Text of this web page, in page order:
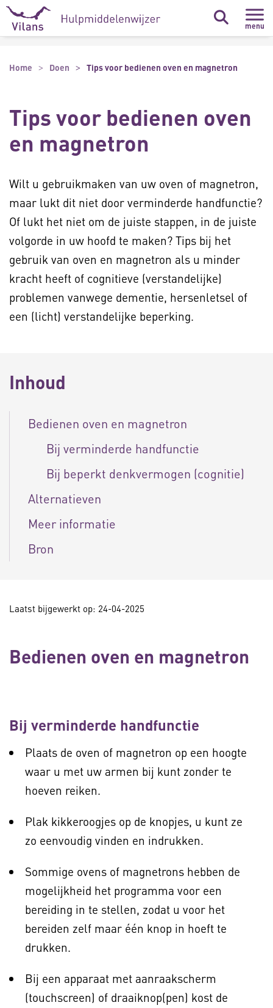
Naar hoofdinhoud
Naar footer
menu
Home Doen Tips voor bedienen oven en magnetron
Tips voor bedienen oven
en magnetron
Wilt u gebruikmaken van uw oven of magnetron,
maar lukt dit niet door verminderde handfunctie?
Of lukt het niet om de juiste stappen, in de juiste
volgorde in uw hoofd te maken? Tips bij het
gebruik van oven en magnetron als u minder
kracht heeft of cognitieve (verstandelijke)
problemen vanwege dementie, hersenletsel of
een (licht) verstandelijke beperking.
Inhoud
Bedienen oven en magnetron
Bij verminderde handfunctie
Bij beperkt denkvermogen (cognitie)
Alternatieven
Meer informatie
Bron
Laatst bijgewerkt op: 24-04-2025
Bedienen oven en magnetron
Bij verminderde handfunctie
Plaats de oven of magnetron op een hoogte
waar u met uw armen bij kunt zonder te
hoeven reiken.
Plak kikkeroogjes op de knopjes, u kunt ze
zo eenvoudig vinden en indrukken.
Sommige ovens of magnetrons hebben de
mogelijkheid het programma voor een
bereiding in te stellen, zodat u voor het
bereiden zelf maar één knop in hoeft te
drukken.
Bij een apparaat met aanraakscherm
(touchscreen) of draaiknop(pen) kost de